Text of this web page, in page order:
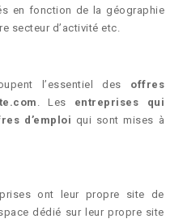
en fonction de la géographie
secteur d’activité etc.
l’essentiel des offres
. Les entreprises qui
d’emploi qui sont mises à
ont leur propre site de
dédié sur leur propre site